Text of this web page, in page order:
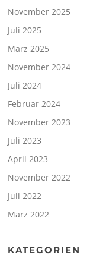
November 2025
Juli 2025
März 2025
November 2024
Juli 2024
Februar 2024
November 2023
Juli 2023
April 2023
November 2022
Juli 2022
März 2022
KATEGORIEN